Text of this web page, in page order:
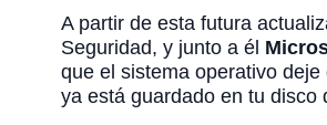
A partir de esta futura
Seguridad, y junto a él
que el sistema operativo
ya está guardado en tu disco